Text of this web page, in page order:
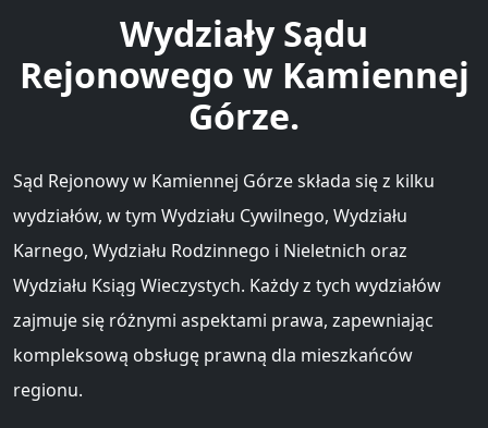
Wydziały Sądu
Rejonowego w Kamiennej
Górze.
Sąd Rejonowy w Kamiennej Górze składa się z kilku
wydziałów, w tym Wydziału Cywilnego, Wydziału
Karnego, Wydziału Rodzinnego i Nieletnich oraz
Wydziału Ksiąg Wieczystych. Każdy z tych wydziałów
zajmuje się różnymi aspektami prawa, zapewniając
kompleksową obsługę prawną dla mieszkańców
regionu.